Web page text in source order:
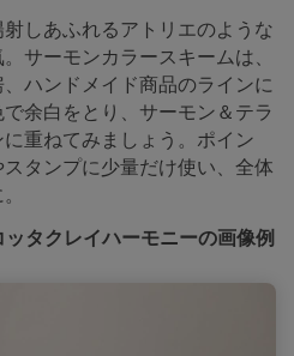
しあふれるアトリエのような
サーモンカラースキームは、
ハンドメイド商品のラインに
余白をとり、サーモン＆テラ
重ねてみましょう。ポイン
タンプに少量だけ使い、全体
タクレイハーモニーの画像例